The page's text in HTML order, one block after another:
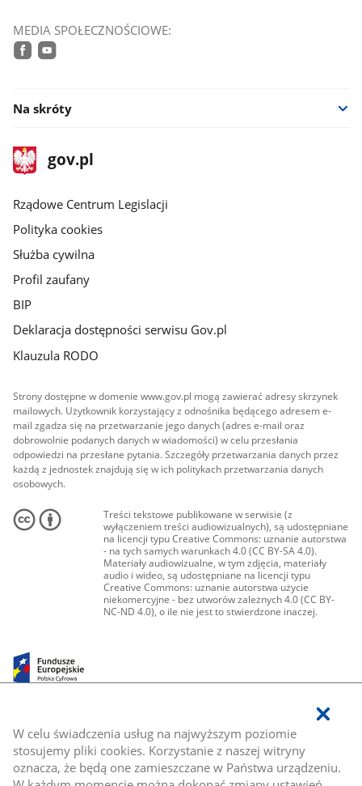
W celu świadczenia usług na najwyższym poziomie
stosujemy pliki cookies. Korzystanie z naszej witryny
oznacza, że będą one zamieszczane w Państwa urządzeniu.
MEDIA SPOŁECZNOŚCIOWE:
Na skróty
stopka
gov.plStrona
gov.pl
Rządowe Centrum Legislacji
Polityka cookies
Służba cywilna
Profil zaufany
BIP
Deklaracja dostępności serwisu Gov.pl
Klauzula RODO
Strony dostępne w domenie www.gov.pl mogą zawierać adresy skrzynek
mailowych. Użytkownik korzystający z odnośnika będącego adresem e-
mail zgadza się na przetwarzanie jego danych (adres e-mail oraz
dobrowolnie podanych danych w wiadomości) w celu przesłania
odpowiedzi na przesłane pytania. Szczegóły przetwarzania danych przez
każdą z jednostek znajdują się w ich politykach przetwarzania danych
osobowych.
Treści tekstowe publikowane w serwisie (z
wyłączeniem treści audiowizualnych), są udostępniane
na licencji typu Creative Commons: uznanie autorstwa
- na tych samych warunkach 4.0 (CC BY-SA 4.0).
Materiały audiowizualne, w tym zdjęcia, materiały
audio i wideo, są udostępniane na licencji typu
Creative Commons: uznanie autorstwa użycie
niekomercyjne - bez utworów zależnych 4.0 (CC BY-
NC-ND 4.0), o ile nie jest to stwierdzone inaczej.